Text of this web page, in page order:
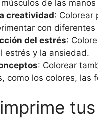
de las
creatividad: Colorear
con
del estrés:
estrés y la ansiedad.
: Colorear
como los colores, las